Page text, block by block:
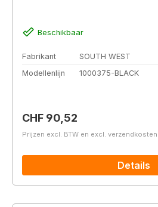
Beschikbaar
Fabrikant
SOUTH WEST
Modellenlijn
1000375-BLACK
Normale prijs:
CHF 90,52
Prijzen excl. BTW en excl. verzendkosten
Details